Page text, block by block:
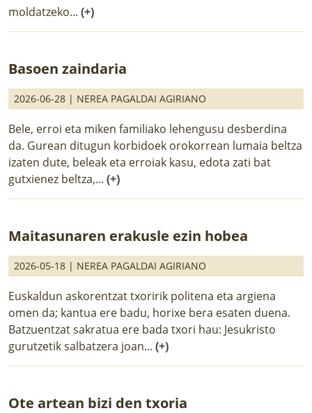
moldatzeko... (+)
Basoen zaindaria
2026-06-28 | NEREA PAGALDAI AGIRIANO
Bele, erroi eta miken familiako lehengusu desberdina
da. Gurean ditugun korbidoek orokorrean lumaia beltza
izaten dute, beleak eta erroiak kasu, edota zati bat
gutxienez beltza,... (+)
Maitasunaren erakusle ezin hobea
2026-05-18 | NEREA PAGALDAI AGIRIANO
Euskaldun askorentzat txoririk politena eta argiena
omen da; kantua ere badu, horixe bera esaten duena.
Batzuentzat sakratua ere bada txori hau: Jesukristo
gurutzetik salbatzera joan... (+)
Ote artean bizi den txoria